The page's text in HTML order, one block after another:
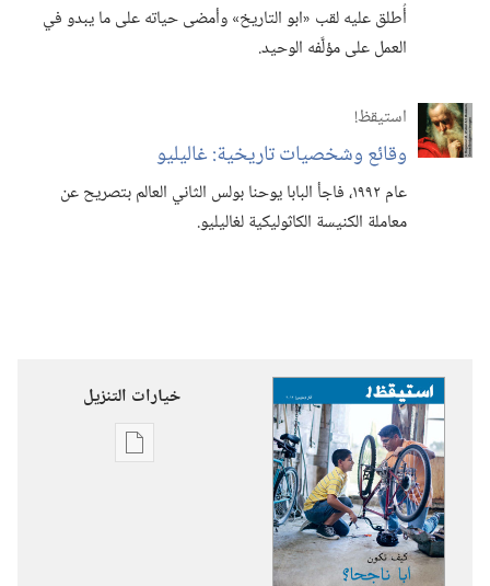
أُطلق عليه لقب «ابو التاريخ» وأمضى حياته على ما يبدو في
العمل على مؤلَّفه الوحيد.‏
استيقظ‏!‏
وقائع وشخصيات تاريخية:‏ غاليليو
عام ١٩٩٢،‏ فاجأ البابا يوحنا بولس الثاني العالم بتصريح عن
معاملة الكنيسة الكاثوليكية لغاليليو.‏
خيارات التنزيل
خيارات